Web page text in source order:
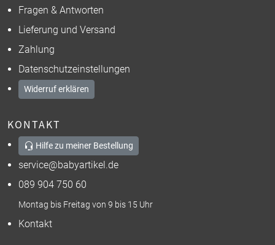
Fragen & Antworten
Lieferung und Versand
Zahlung
Datenschutzeinstellungen
Widerruf erklären
KONTAKT
Hilfe zu meiner Bestellung
service@babyartikel.de
089 904 750 60
Montag bis Freitag von 9 bis 15 Uhr
Kontakt